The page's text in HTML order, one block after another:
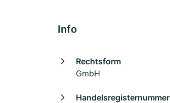
Info
Rechtsform
GmbH
Handelsregisternummer